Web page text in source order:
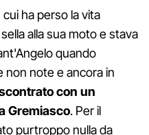
ha perso la vita
alla sua moto e stava
quando
non note e ancora in
con un
Gremiasco. Per il
purtroppo nulla da